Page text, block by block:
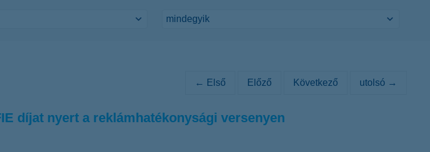
← Első Előző Következő utolsó →
díjat nyert a reklámhatékonysági versenyen